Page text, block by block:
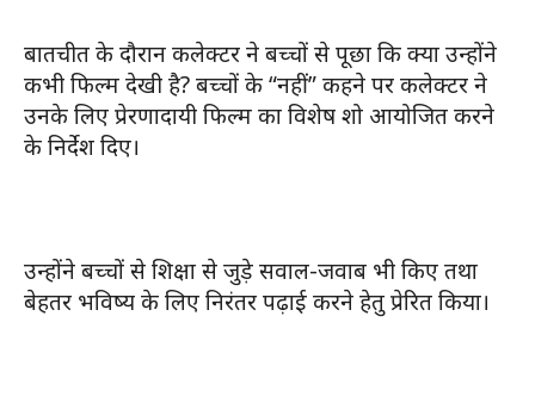
बातचीत के दौरान कलेक्टर ने बच्चों से पूछा कि क्या उन्होंने
कभी फिल्म देखी है? बच्चों के “नहीं” कहने पर कलेक्टर ने
उनके लिए प्रेरणादायी फिल्म का विशेष शो आयोजित करने
के निर्देश दिए।
उन्होंने बच्चों से शिक्षा से जुड़े सवाल-जवाब भी किए तथा
बेहतर भविष्य के लिए निरंतर पढ़ाई करने हेतु प्रेरित किया।